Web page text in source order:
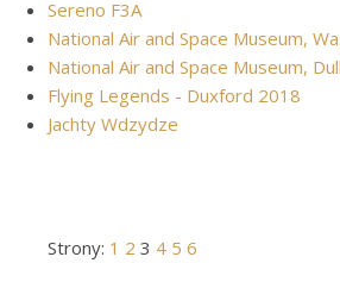
Sereno F3A
National Air and Space Museum,
National Air and Space Museum,
Flying Legends - Duxford 2018
Jachty Wdzydze
Strony: 1 2 3 4 5 6